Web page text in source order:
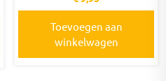
Toevoegen aan
winkelwagen